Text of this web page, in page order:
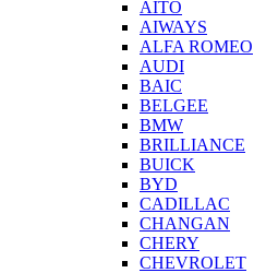
AITO
AIWAYS
ALFA ROMEO
AUDI
BAIC
BELGEE
BMW
BRILLIANCE
BUICK
BYD
CADILLAC
CHANGAN
CHERY
CHEVROLET